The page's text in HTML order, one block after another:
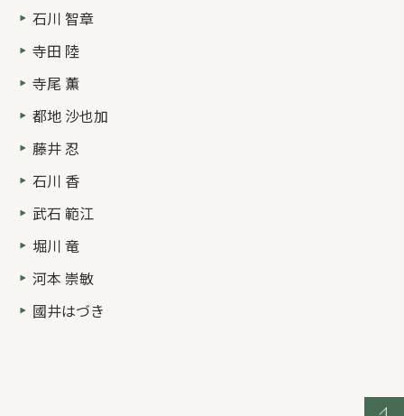
石川 智章
寺田 陸
寺尾 薫
都地 沙也加
藤井 忍
石川 香
武石 範江
堀川 竜
河本 崇敏
國井はづき